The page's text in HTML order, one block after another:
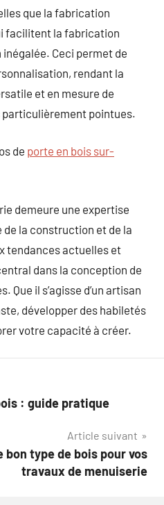
que la fabrication
facilitent la fabrication
inégalée. Ceci permet de
rendant la
et en mesure de
pointues.
de porte en bois sur-
demeure une expertise
de la construction et de la
tendances actuelles et
dans la conception de
Que il s’agisse d’un artisan
développer des habiletés
votre capacité à créer.
: guide pratique
Article suivant
type de bois pour vos
travaux de menuiserie